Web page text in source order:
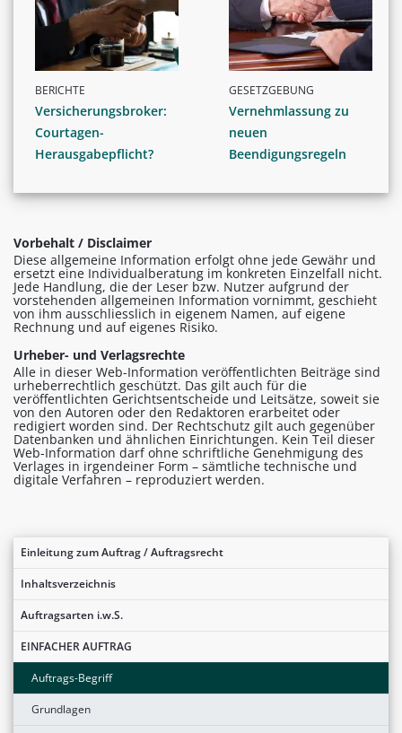
Einleitung zum Auftrag / Auftragsrecht
Inhaltsverzeichnis
Auftragsarten i.w.S.
EINFACHER AUFTRAG
Auftrags-Begriff
Grundlagen
BERICHTE
Versicherungsbroker:
Courtagen-
Herausgabepflicht?
GESETZGEBUNG
Vernehmlassung zu
neuen
Beendigungsregeln
Vorbehalt / Disclaimer
Diese allgemeine Information erfolgt ohne jede Gewähr und
ersetzt eine Individualberatung im konkreten Einzelfall nicht.
Jede Handlung, die der Leser bzw. Nutzer aufgrund der
vorstehenden allgemeinen Information vornimmt, geschieht
von ihm ausschliesslich in eigenem Namen, auf eigene
Rechnung und auf eigenes Risiko.
Urheber- und Verlagsrechte
Alle in dieser Web-Information veröffentlichten Beiträge sind
urheberrechtlich geschützt. Das gilt auch für die
veröffentlichten Gerichtsentscheide und Leitsätze, soweit sie
von den Autoren oder den Redaktoren erarbeitet oder
redigiert worden sind. Der Rechtschutz gilt auch gegenüber
Datenbanken und ähnlichen Einrichtungen. Kein Teil dieser
Web-Information darf ohne schriftliche Genehmigung des
Verlages in irgendeiner Form – sämtliche technische und
digitale Verfahren – reproduziert werden.